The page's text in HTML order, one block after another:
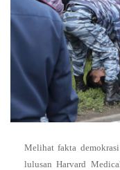
Melihat fakta
lulusan Harvard